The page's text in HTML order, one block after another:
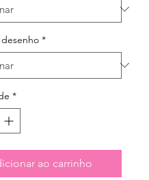
*
*
ao carrinho